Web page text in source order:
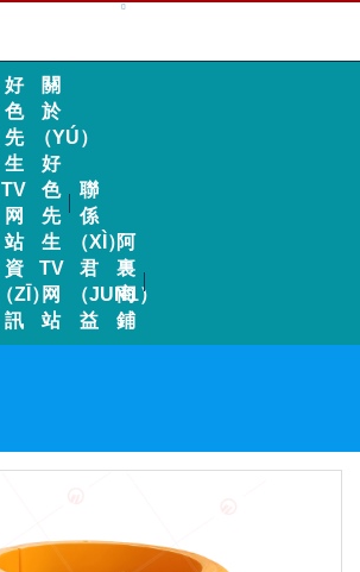
好
色
先
生
TV
网
站
資
（ZĪ）
訊
關
於
（YÚ）
好
色
先
生
TV
网
站
聯
係
（XÌ）
君
（JUN1）
益
阿
裏
商
鋪